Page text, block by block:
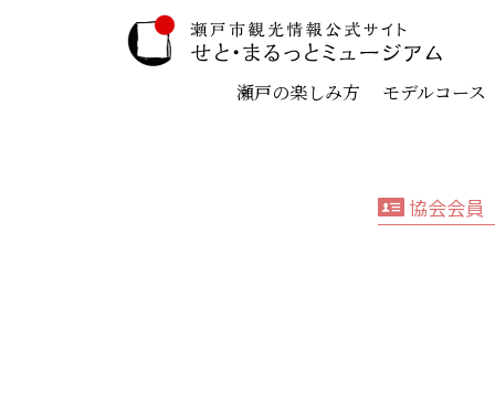
瀬戸の楽しみ方 モデルコース
協会会員